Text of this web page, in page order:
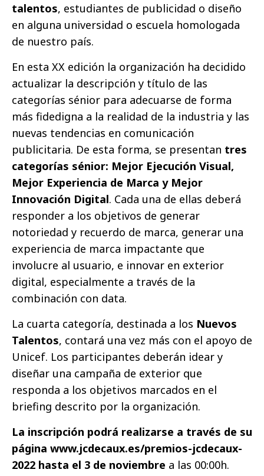
talentos, estudiantes de publicidad o diseño
en alguna universidad o escuela homologada
de nuestro país.
En esta XX edición la organización ha decidido
actualizar la descripción y título de las
categorías sénior para adecuarse de forma
más fidedigna a la realidad de la industria y las
nuevas tendencias en comunicación
publicitaria. De esta forma, se presentan tres
categorías sénior: Mejor Ejecución Visual,
Mejor Experiencia de Marca y Mejor
Innovación Digital. Cada una de ellas deberá
responder a los objetivos de generar
notoriedad y recuerdo de marca, generar una
experiencia de marca impactante que
involucre al usuario, e innovar en exterior
digital, especialmente a través de la
combinación con data.
La cuarta categoría, destinada a los Nuevos
Talentos, contará una vez más con el apoyo de
Unicef. Los participantes deberán idear y
diseñar una campaña de exterior que
responda a los objetivos marcados en el
briefing descrito por la organización.
La inscripción podrá realizarse a través de su
página www.jcdecaux.es/premios-jcdecaux-
2022 hasta el 3 de noviembre a las 00:00h.